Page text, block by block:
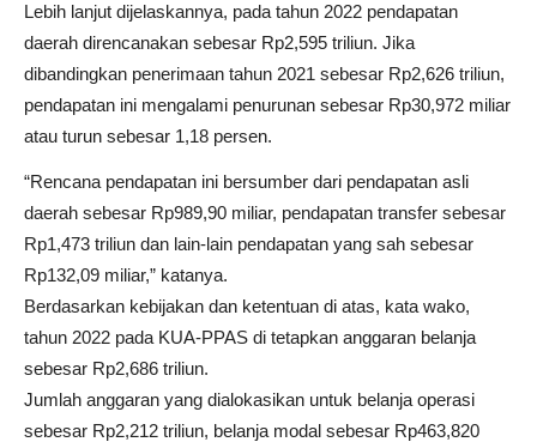
Lebih lanjut dijelaskannya, pada tahun 2022 pendapatan
daerah direncanakan sebesar Rp2,595 triliun. Jika
dibandingkan penerimaan tahun 2021 sebesar Rp2,626 triliun,
pendapatan ini mengalami penurunan sebesar Rp30,972 miliar
atau turun sebesar 1,18 persen.
“Rencana pendapatan ini bersumber dari pendapatan asli
daerah sebesar Rp989,90 miliar, pendapatan transfer sebesar
Rp1,473 triliun dan lain-lain pendapatan yang sah sebesar
Rp132,09 miliar,” katanya.
Berdasarkan kebijakan dan ketentuan di atas, kata wako,
tahun 2022 pada KUA-PPAS di tetapkan anggaran belanja
sebesar Rp2,686 triliun.
Jumlah anggaran yang dialokasikan untuk belanja operasi
sebesar Rp2,212 triliun, belanja modal sebesar Rp463,820